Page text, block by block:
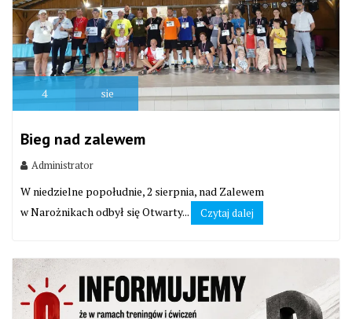
4 sie
Bieg nad zalewem
Administrator
W niedzielne popołudnie, 2 sierpnia, nad Zalewem
w Narożnikach odbył się Otwarty...
Czytaj dalej